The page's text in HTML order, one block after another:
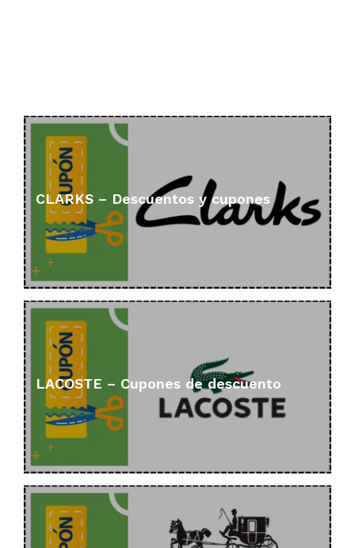
CLARKS – Descuentos y cupones
LACOSTE – Cupones de descuento